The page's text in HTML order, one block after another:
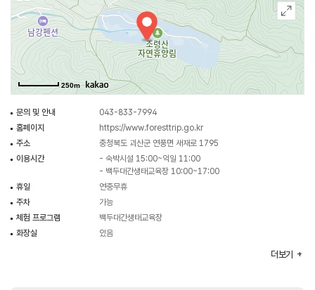
생태교육장에서는 산림에 대한 교육과 전시가 되어 있고 목재 체험을 무료로 할
수 있다.
주변에 수안보온천과 문경새재도립공원, 임진왜란 때 왜적을 막기 위해 쌓은
조령 삼관문, 마역봉, 수옥폭포, 미륵사지, 송계계곡 등의 관광지가 있다.
250m
문의 및 안내
043-833-7994
홈페이지
https://www.foresttrip.go.kr
주소
충청북도 괴산군 연풍면 새재로 1795
이용시간
- 숙박시설 15:00~익일 11:00
- 백두대간생태교육장 10:00~17:00
휴일
연중무휴
주차
가능
체험 프로그램
백두대간생태교육장
화장실
있음
- 숙박시설 : 숲속의집(단독), 숲속의집(다가구), 숲속의집
더보기